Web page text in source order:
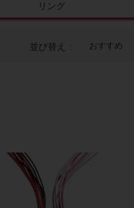
リング
並び替え おすすめ